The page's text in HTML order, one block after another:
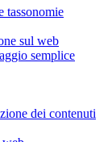
tassonomie
sul web
semplice
dei contenuti